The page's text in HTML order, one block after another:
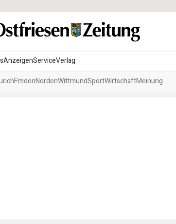
AnzeigenServiceVerlag
EmdenNordenWittmundSportWirtschaftMeinung